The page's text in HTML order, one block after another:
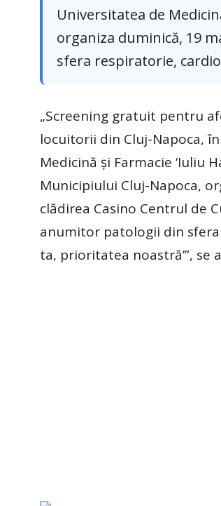
Universitatea de
organiza duminică, 19
sfera respiratorie,
„Screening gratuit pentru
locuitorii din Cluj-Napoca,
Medicină şi Farmacie ‘Iuliu
Municipiului Cluj-Napoca,
clădirea Casino Centrul de
anumitor patologii din sfera
ta, prioritatea noastră’”, se